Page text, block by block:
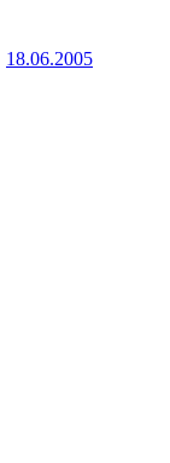
18.06.2005